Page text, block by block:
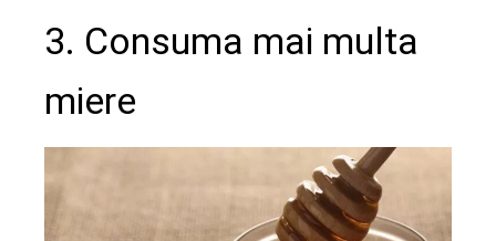
3. Consuma mai multa
miere